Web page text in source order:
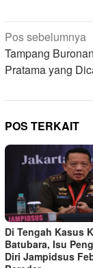
Navigasi
pos
Pos sebelumnya
Tampang
Pratama yang
POS TERKAIT
Di Tengah Kasus
Batubara, Isu
Diri Jampidsus